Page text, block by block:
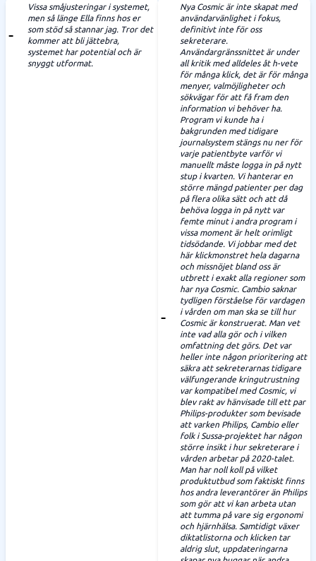
Vissa småjusteringar i systemet,
men så länge Ella finns hos er
som stöd så stannar jag. Tror det
kommer att bli jättebra,
systemet har potential och är
snyggt utformat.
Nya Cosmic är inte skapat med
användarvänlighet i fokus,
definitivt inte för oss
sekreterare.
Användargränssnittet är under
all kritik med alldeles åt h-vete
för många klick, det är för många
menyer, valmöjligheter och
sökvägar för att få fram den
information vi behöver ha.
Program vi kunde ha i
bakgrunden med tidigare
journalsystem stängs nu ner för
varje patientbyte varför vi
manuellt måste logga in på nytt
stup i kvarten. Vi hanterar en
större mängd patienter per dag
på flera olika sätt och att då
behöva logga in på nytt var
femte minut i andra program i
vissa moment är helt orimligt
tidsödande. Vi jobbar med det
här klickmonstret hela dagarna
och missnöjet bland oss är
utbrett i exakt alla regioner som
har nya Cosmic. Cambio saknar
tydligen förståelse för vardagen
i vården om man ska se till hur
Cosmic är konstruerat. Man vet
inte vad alla gör och i vilken
omfattning det görs. Det var
heller inte någon prioritering att
säkra att sekreterarnas tidigare
välfungerande kringutrustning
var kompatibel med Cosmic, vi
blev rakt av hänvisade till ett par
Philips-produkter som bevisade
att varken Philips, Cambio eller
folk i Sussa-projektet har någon
större insikt i hur sekreterare i
vården arbetar på 2020-talet.
Man har noll koll på vilket
produktutbud som faktiskt finns
hos andra leverantörer än Philips
som gör att vi kan arbeta utan
att tumma på vare sig ergonomi
och hjärnhälsa. Samtidigt växer
diktatlistorna och klicken tar
aldrig slut, uppdateringarna